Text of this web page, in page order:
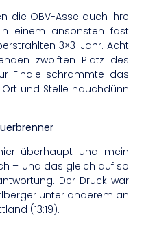
die ÖBV-Asse auch ihre
einem ansonsten fast
3×3-Jahr. Acht
zwölften Platz des
Finale schrammte das
und Stelle hauchdünn
überhaupt und mein
– und das gleich auf so
Der Druck war
unter anderem an
(13:19).